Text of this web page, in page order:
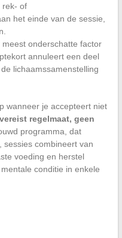
rek- of
het einde van de sessie,
onderschatte factor
annuleert een deel
lichaamssamenstelling
wanneer je accepteert niet
regelmaat, geen
programma, dat
sessies combineert van
voeding en herstel
conditie in enkele